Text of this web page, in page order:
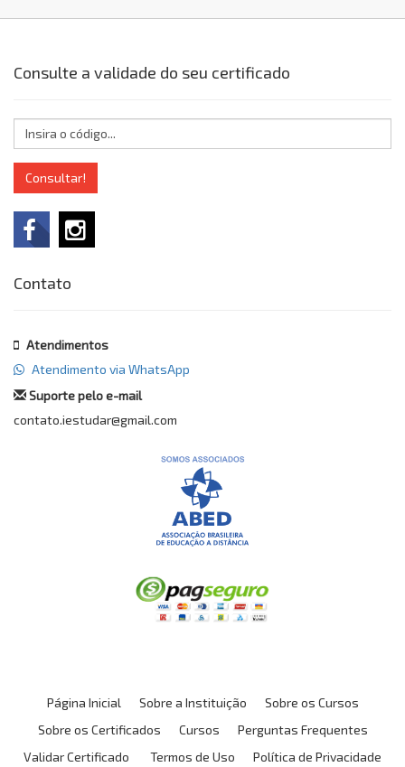
Consulte a validade do seu certificado
Consultar!
Contato
Atendimentos
Atendimento via WhatsApp
Suporte pelo e-mail
contato.iestudar@gmail.com
Página Inicial Sobre a Instituição
Sobre os Cursos
Sobre os Certificados
Cursos
Perguntas Frequentes
Validar Certificado
Termos de Uso Política de Privacidade